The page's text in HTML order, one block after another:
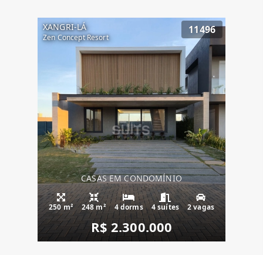
XANGRI-LÁ
Zen Concept Resort
11496
CASAS EM CONDOMÍNIO
250 m² 248 m² 4 dorms 4 suítes 2 vagas
R$ 2.300.000